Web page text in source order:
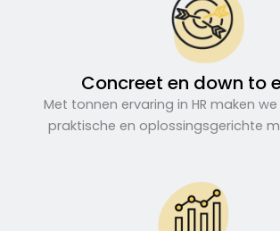
Concreet en down to
Met tonnen ervaring in HR maken
praktische en oplossingsgerichte